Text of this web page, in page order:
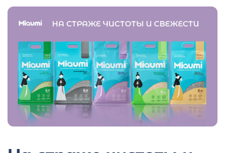
Контакты
+7 (495) 223-95-39
hello@miaumi.ru